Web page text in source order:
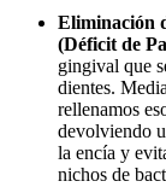
Eliminación
(Déficit de
gingival que
dientes.
rellenamos
devolviendo
la encía y
nichos de